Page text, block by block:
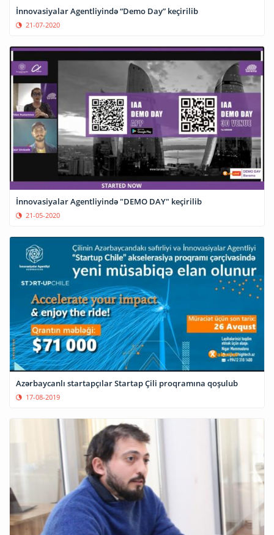
İnnovasiyalar Agentliyində “Demo Day” keçirilib
21-07-2020
İnnovasiyalar Agentliyində "DEMO DAY" keçirilib
21-05-2020
Azərbaycanlı startapçılar Startap Çili proqramına qoşulub
17-08-2019